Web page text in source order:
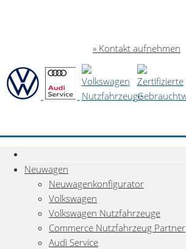
Neuwagen
Neuwagenkonfigurator
Volkswagen
Volkswagen Nutzfahrzeuge
Commerce Nutzfahrzeug Partner
Audi Service
Kontakt aufnehmen